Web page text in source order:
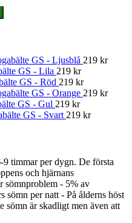
GS - Ljusblå 219 kr
GS - Lila 219 kr
GS - Röd 219 kr
GS - Orange 219 kr
GS - Gul 219 kr
GS - Svart 219 kr
timmar per dygn. De första
och hjärnans
sömnproblem - 5% av
sömn per natt - På ålderns höst
sömn är skadligt men även att